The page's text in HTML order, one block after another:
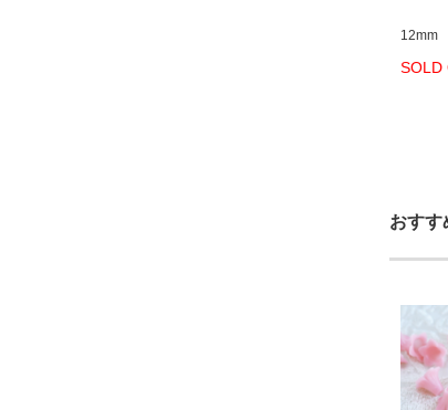
12mm
SOLD
おすす